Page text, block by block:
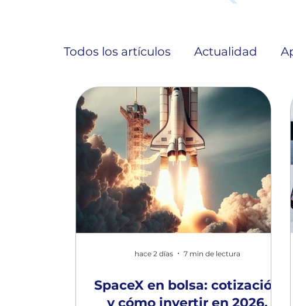
Todos los artículos Actualidad
SpaceX en bolsa: cotización
y cómo invertir en 2026.
hace 2 días 7 min de lectura